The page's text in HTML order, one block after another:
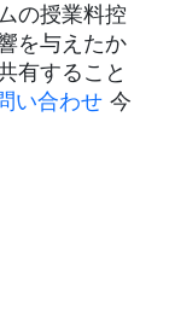
の授業料控
を与えたか
有すること
い合わせ 今